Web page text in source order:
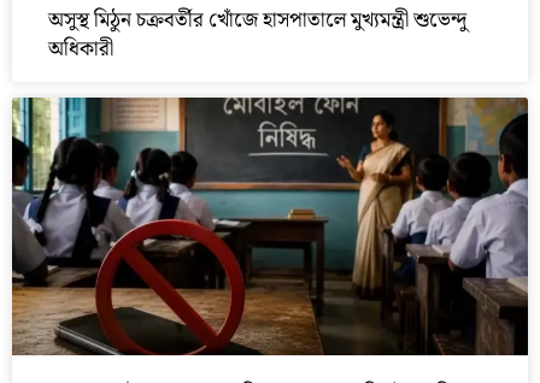
অসুস্থ মিঠুন চক্রবর্তীর খোঁজে হাসপাতালে মুখ্যমন্ত্রী শুভেন্দু
অধিকারী